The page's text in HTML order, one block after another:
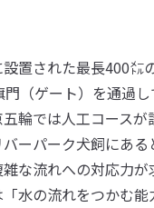
置された最長400㍍
（ゲート）を通過
輪では人工コースが
ーパーク犬飼にあ
な流れへの対応力が
水の流れをつかむ